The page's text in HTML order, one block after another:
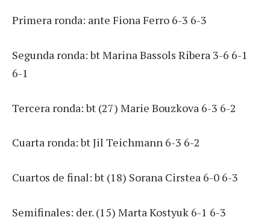
Primera ronda: ante Fiona Ferro 6-3 6-3
Segunda ronda: bt Marina Bassols Ribera 3-6 6-1
6-1
Tercera ronda: bt (27) Marie Bouzkova 6-3 6-2
Cuarta ronda: bt Jil Teichmann 6-3 6-2
Cuartos de final: bt (18) Sorana Cirstea 6-0 6-3
Semifinales: der. (15) Marta Kostyuk 6-1 6-3